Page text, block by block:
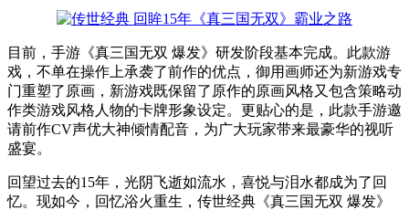
目前，手游《真三国无双 爆发》研发阶段基本完成。此款游
戏，不单在操作上承袭了前作的优点，御用画师还为新游戏专
门重塑了原画，新游戏既保留了原作的原画风格又包含策略动
作类游戏风格人物的卡牌形象设定。更贴心的是，此款手游邀
请前作CV声优大神倾情配音，为广大玩家带来最豪华的视听
盛宴。
回望过去的15年，光阴飞逝如流水，喜悦与泪水都成为了回
忆。现如今，回忆浴火重生，传世经典《真三国无双 爆发》